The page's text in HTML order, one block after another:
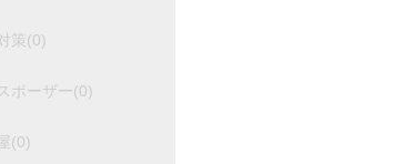
策(0)
ポーザー(0)
(0)